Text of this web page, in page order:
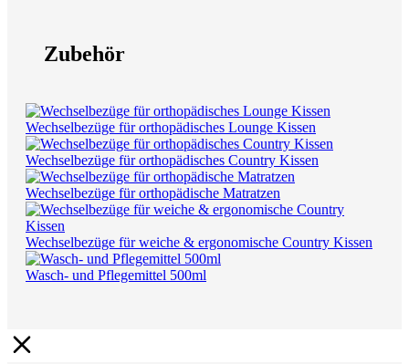
Zubehör
Wechselbezüge für orthopädisches Lounge Kissen
Wechselbezüge für orthopädisches Country Kissen
Wechselbezüge für orthopädische Matratzen
Wechselbezüge für weiche & ergonomische Country Kissen
Wasch- und Pflegemittel 500ml